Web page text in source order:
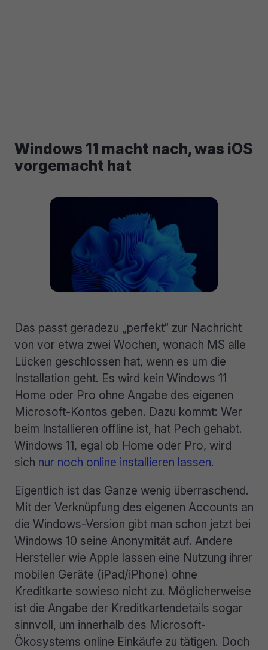
Windows 11 macht nach, was iOS
vorgemacht hat
Das passt geradezu „perfekt“ zur Nachricht
von vor etwa zwei Wochen, wonach MS alle
Lücken geschlossen hat, wenn es um die
Installation geht. Es wird kein Windows 11
Home oder Pro ohne Angabe des eigenen
Microsoft-Kontos geben. Dazu kommt: Wer
beim Installieren offline ist, hat Pech gehabt.
Windows 11, egal ob Home oder Pro, wird
sich nur noch online installieren lassen.
Eigentlich ist das Ganze wenig überraschend.
Mit der Verknüpfung des eigenen Accounts an
die Windows-Version gibt man schon jetzt bei
Windows 10 seine Anonymität auf. Andere
Hersteller wie Apple lassen eine Nutzung ihrer
mobilen Geräte (iPad/iPhone) ohne
Kreditkarte sowieso nicht zu. Möglicherweise
ist die Angabe der Kreditkartendetails sogar
sinnvoll, um innerhalb des Microsoft-
Ökosystems online Einkäufe zu tätigen. Doch